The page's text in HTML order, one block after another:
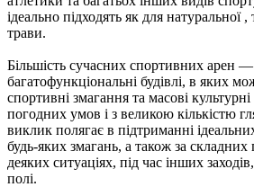
ідеально підходять як для натуральної ,
трави.
Більшість сучасних спортивних арен
багатофункціональні будівлі, в яких
спортивні змагання та масові
погодних умов і з великою кількістю
виклик полягає в підтриманні
будь-яких змагань, а також за
деяких ситуаціях, під час інших
полі.